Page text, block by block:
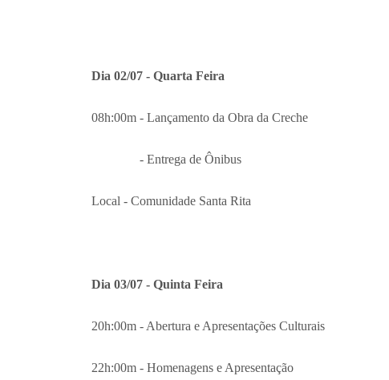
Dia 02/07 - Quarta Feira
08h:00m - Lançamento da Obra da Creche
- Entrega de Ônibus
Local - Comunidade Santa Rita
Dia 03/07 - Quinta Feira
20h:00m - Abertura e Apresentações Culturais
22h:00m - Homenagens e Apresentação